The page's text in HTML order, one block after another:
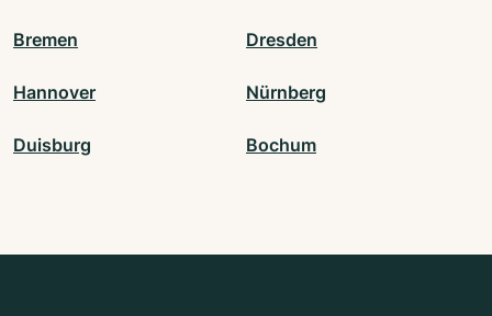
Bremen Dresden
Hannover Nürnberg
Duisburg Bochum